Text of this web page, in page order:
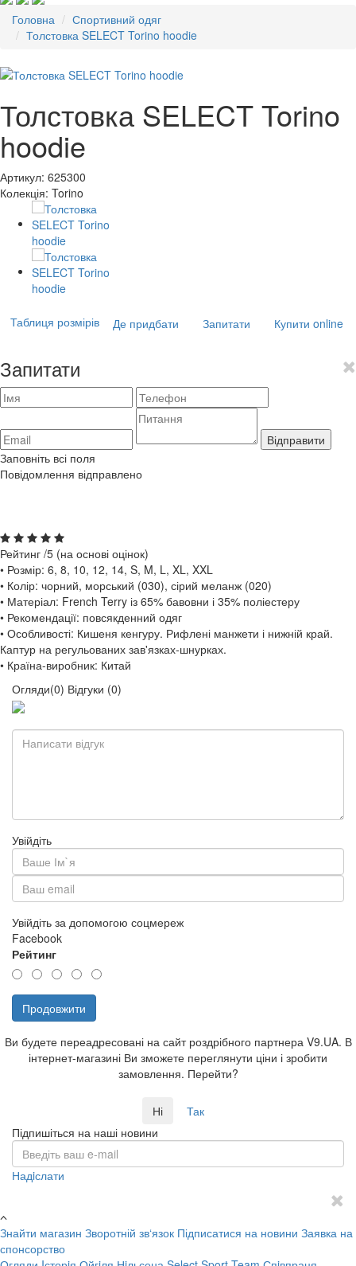
Головна
Спортивний одяг
Толстовка SELECT Torino hoodie
Толстовка SELECT Torino
hoodie
Артикул: 625300
Колекція: Torino
Таблиця розмірів Де придбати Запитати Купити online
Запитати
Відправити
Заповніть всі поля
Повідомлення відправлено
Рейтинг /5 (на основі оцінок)
• Розмір: 6, 8, 10, 12, 14, S, M, L, XL, XXL
• Колір: чорний, морський (030), сірий меланж (020)
• Матеріал: French Terry із 65% бавовни і 35% поліестеру
• Рекомендації: повсякденний одяг
• Особливості: Кишеня кенгуру. Рифлені манжети і нижній край.
Каптур на регульованих зав'язках-шнурках.
• Країна-виробник: Китай
Огляди(0) Відгуки (0)
Увійдіть
Увійдіть за допомогою соцмереж
Facebook
Рейтинг
Продовжити
Ви будете переадресовані на сайт роздрібного партнера V9.UA. В
інтернет-магазині Ви зможете переглянути ціни і зробити
замовлення. Перейти?
Ні
Так
Підпишіться на наші новини
Надiслати
Знайти магазин Зворотній зв‘язок Підписатися на новини Заявка на
спонсорство